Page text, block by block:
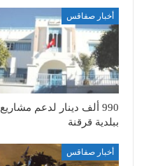
أخبار صفاقس
990 ألف دينار لدعم مشاريع
ببلدية قرقنة
أخبار صفاقس